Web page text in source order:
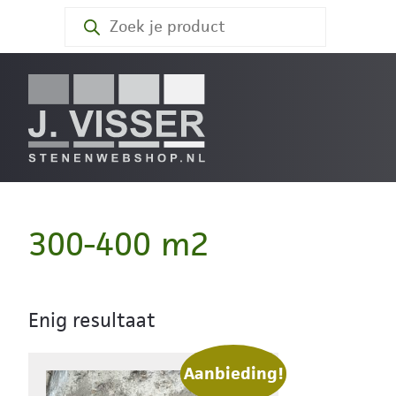
zoeken
300-400 m2
Enig resultaat
Aanbieding!